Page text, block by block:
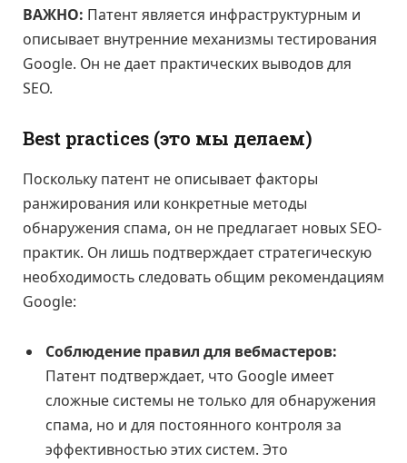
ВАЖНО: Патент является инфраструктурным и
описывает внутренние механизмы тестирования
Google. Он не дает практических выводов для
SEO.
Best practices (это мы делаем)
Поскольку патент не описывает факторы
ранжирования или конкретные методы
обнаружения спама, он не предлагает новых SEO-
практик. Он лишь подтверждает стратегическую
необходимость следовать общим рекомендациям
Google:
Соблюдение правил для вебмастеров:
Патент подтверждает, что Google имеет
сложные системы не только для обнаружения
спама, но и для постоянного контроля за
эффективностью этих систем. Это